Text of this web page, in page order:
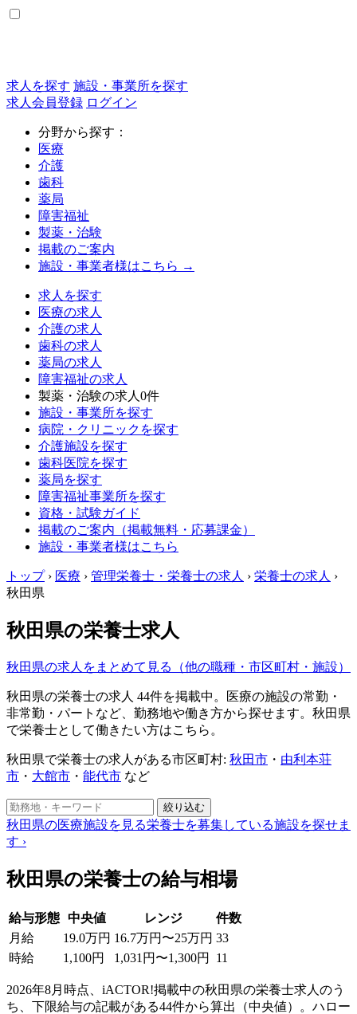
求人を探す 施設・事業所を探す
求人会員登録 ログイン
分野から探す：
医療
介護
歯科
薬局
障害福祉
製薬・治験
掲載のご案内
施設・事業者様はこちら →
求人を探す
医療の求人
介護の求人
歯科の求人
薬局の求人
障害福祉の求人
製薬・治験の求人 0件
施設・事業所を探す
病院・クリニックを探す
介護施設を探す
歯科医院を探す
薬局を探す
障害福祉事業所を探す
資格・試験ガイド
掲載のご案内（掲載無料・応募課金）
施設・事業者様はこちら
トップ › 医療 › 管理栄養士・栄養士の求人 › 栄養士の求人 ›
秋田県
秋田県の栄養士求人
秋田県の求人をまとめて見る（他の職種・市区町村・施設）
秋田県の栄養士の求人 44件を掲載中。医療の施設の常勤・
非常勤・パートなど、勤務地や働き方から探せます。秋田県
で栄養士として働きたい方はこちら。
秋田県で栄養士の求人がある市区町村: 秋田市 ・ 由利本荘
市 ・ 大館市 ・ 能代市 など
絞り込む
秋田県の医療施設を見る栄養士を募集している施設を探せま
す ›
秋田県の栄養士の給与相場
給与形態 中央値 レンジ
件数
月給
19.0万円 16.7万円〜25万円 33
時給
1,100円 1,031円〜1,300円 11
2026年8月時点、iACTOR!掲載中の秋田県の栄養士求人のう
ち、下限給与の記載がある44件から算出（中央値）。ハロー